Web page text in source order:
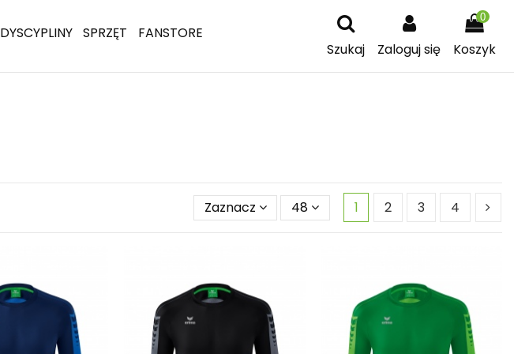
DYSCYPLINY SPRZĘT
FANSTORE
Szukaj
Zaloguj się
0
Koszyk
Zaznacz 48 1 2 3 4